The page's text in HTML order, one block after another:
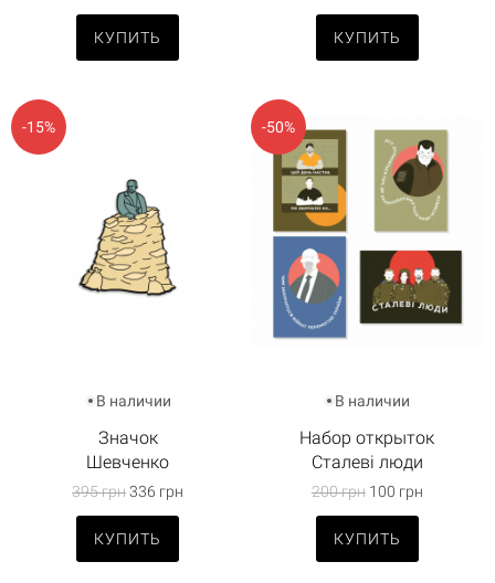
КУПИТЬ КУПИТЬ
-15%
В наличии
Значок
Шевченко
395 грн336 грн
КУПИТЬ
-50%
В наличии
Набор открыток
Сталеві люди
200 грн100 грн
КУПИТЬ